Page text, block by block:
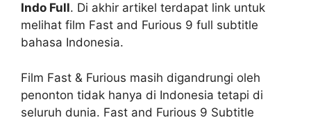
Indo Full. Di akhir artikel terdapat link untuk
melihat film Fast and Furious 9 full subtitle
bahasa Indonesia.
Film Fast & Furious masih digandrungi oleh
penonton tidak hanya di Indonesia tetapi di
seluruh dunia. Fast and Furious 9 Subtitle